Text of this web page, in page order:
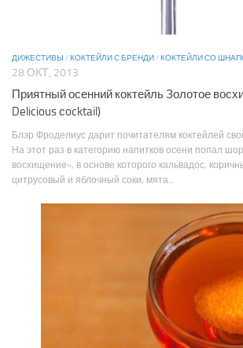
ДИЖЕСТИВЫ /КОКТЕЙЛИ С БРЕНДИ/КОКТЕЙЛИ СО
28 ОКТ, 2013
Приятный осенний коктейль Золотое
Delicious сocktail)
Блэр Фроделиус дарит почитателям коктейлей
На этот раз в категорию напитков осени попал
восхищение», в основе которого кальвадос,
цитрусовый и яблочный соки, мята...